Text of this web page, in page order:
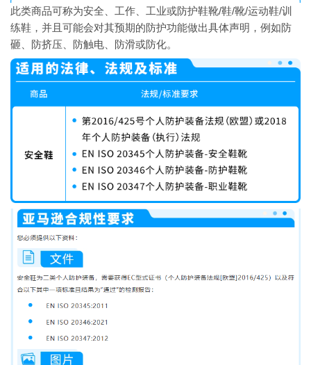
此类商品可称为安全、工作、工业或防护鞋靴/鞋/靴/运动鞋/训
练鞋，并且可能会对其预期的防护功能做出具体声明，例如防
砸、防挤压、防触电、防滑或防化。